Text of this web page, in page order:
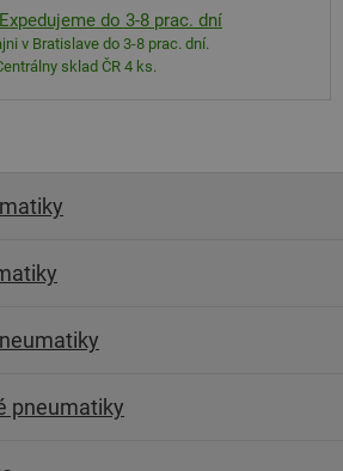
Expedujeme do 3-8 prac. dní
v Bratislave do 3-8 prac. dní.
sklad ČR 4 ks.
pneumatiky